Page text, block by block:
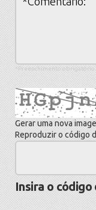
*Preenchimento obrigatório.
Gerar uma nova
Reproduzir o código
imagem
Insira o código